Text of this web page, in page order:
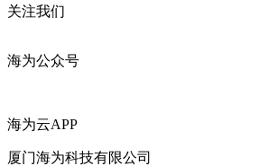
关注我们
海为公众号
海为云APP
厦门海为科技有限公司